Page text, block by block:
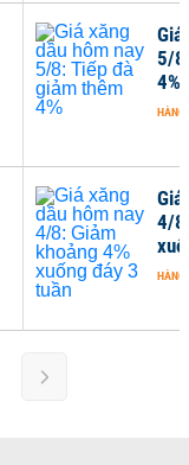
Giá
5/
4%
HÀNG
Giá
4/
HÀNG